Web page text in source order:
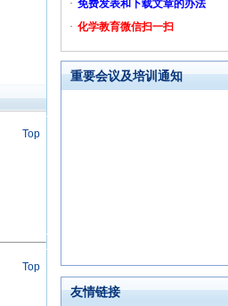
Top
Top
· 免费发表和下载文章的办法
· 化学教育微信扫一扫
重要会议及培训通知
友情链接